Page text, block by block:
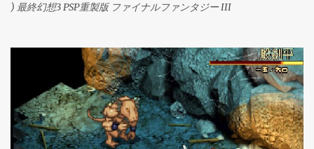
) 最終幻想3 PSP重製版 ファイナルファンタジー III